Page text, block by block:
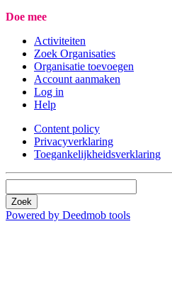
Doe mee
Activiteiten
Zoek Organisaties
Organisatie toevoegen
Account aanmaken
Log in
Help
Content policy
Privacyverklaring
Toegankelijkheidsverklaring
Zoek
Powered by Deedmob tools